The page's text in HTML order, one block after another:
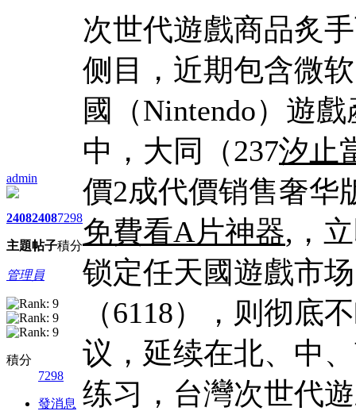
admin
2408
主題
2408
帖子
7298
積分
管理員
積分
7298
發消息
次世代遊戲商品炙
侧目，近期包含微
國（Nintendo）遊
中，大同（237汐止
價2成代價销售奢华
免費看A片神器,，
锁定任天國遊戲市
（6118），则彻底
议，延续在北、中
练习，台灣次世代